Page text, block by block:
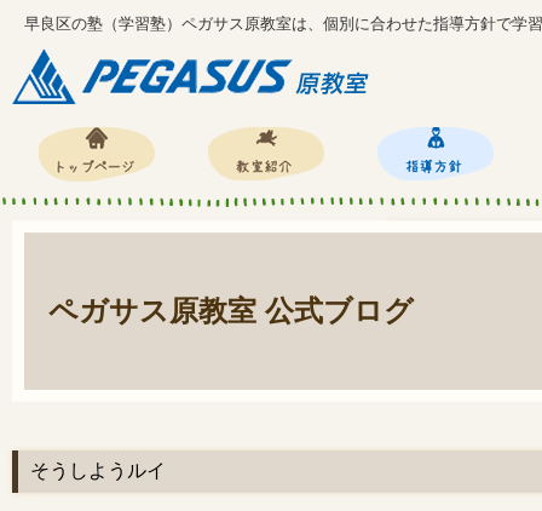
早良区の塾（学習塾）ペガサス原教室は、個別に合わせた指導方針で学
ペガサス原教室 公式ブログ
そうしようルイ